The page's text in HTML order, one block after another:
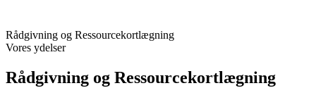
Rådgivning og Ressourcekortlægning
Vores ydelser
Rådgivning og Ressourcekortlægning